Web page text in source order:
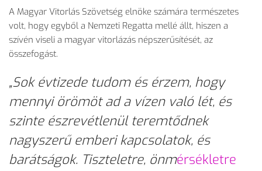
A Magyar Vitorlás Szövetség elnöke számára természetes
volt, hogy egyből a Nemzeti Regatta mellé állt, hiszen a
szívén viseli a magyar vitorlázás népszerűsítését, az
összefogást.
„Sok évtizede tudom és érzem, hogy
mennyi örömöt ad a vízen való lét, és
szinte észrevétlenül teremtődnek
nagyszerű emberi kapcsolatok, és
barátságok. Tiszteletre, önmérsékletre